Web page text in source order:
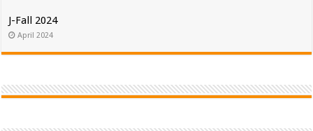
J-Fall 2024
April 2024